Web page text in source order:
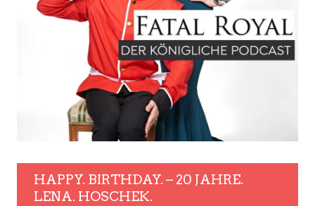
HAPPY. BIRTHDAY. – 20 JAHRE.
LENA. HOSCHEK.